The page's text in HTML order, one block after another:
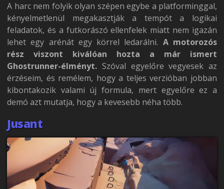
A harc nem folyik olyan szépen egybe a platforminggal,
kényelmetlenül megakasztják a tempót a logikai
feladatok, és a futkorászó ellenfelek miatt nem igazán
lehet egy arénát egy körrel ledarálni. A motorozós
rész viszont kiválóan hozta a már ismert
Ghostrunner-élményt. Szóval egyelőre vegyesek az
érzéseim, és remélem, hogy a teljes verzióban jobban
kibontakozik valami új formula, mert egyelőre ez a
demó azt mutatja, hogy a kevesebb néha több.
Jusant